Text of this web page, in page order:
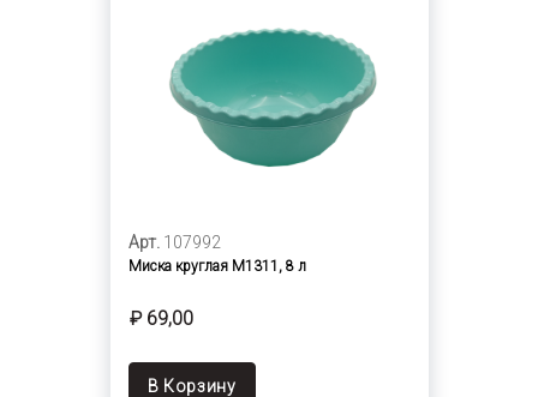
Арт. 107992
Миска круглая М1311, 8 л
₽ 69,00
В Корзину